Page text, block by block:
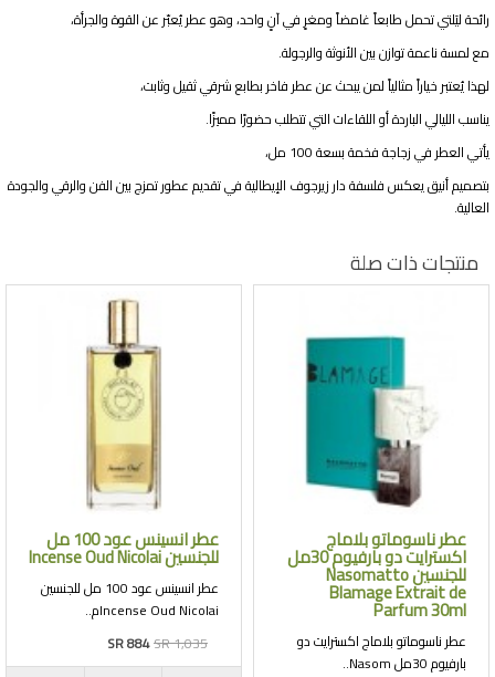
رائحة ليَلتي تحمل طابعاً غامضاً ومغرٍ في آنٍ واحد، وهو عطر يُعبّر عن القوة والجرأة،
مع لمسة ناعمة توازن بين الأنوثة والرجولة.
لهذا يُعتبر خياراً مثالياً لمن يبحث عن عطر فاخر بطابع شرقي ثقيل وثابت،
يناسب الليالي الباردة أو اللقاءات التي تتطلب حضورًا مميزًا.
يأتي العطر في زجاجة فخمة بسعة 100 مل،
بتصميم أنيق يعكس فلسفة دار زيرجوف الإيطالية في تقديم عطور تمزج بين الفن والرقي والجودة
العالية.
منتجات ذات صلة
عطر ناسوماتو بلاماج
اكسترايت دو بارفيوم 30مل
للجنسين Nasomatto
Blamage Extrait de
Parfum 30ml
عطر ناسوماتو بلاماج اكسترايت دو
بارفيوم 30مل Nasom..
عطر انسينس عود 100 مل
للجنسين Incense Oud Nicolai
عطر انسينس عود 100 مل للجنسين
Incense Oud Nicolaiم..
SR 884SR 1,035